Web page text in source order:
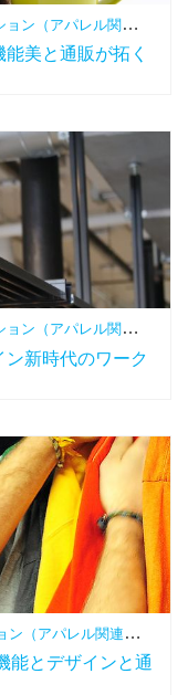
ン（アパレル関連）
美と通販が拓く
ン（アパレル関連）
新時代のワーク
ン（アパレル関連） ,
能とデザインと通